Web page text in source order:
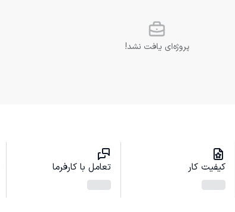
پروژه‌ای یافت نشد!
کیفیت کار تعامل با کارفرما